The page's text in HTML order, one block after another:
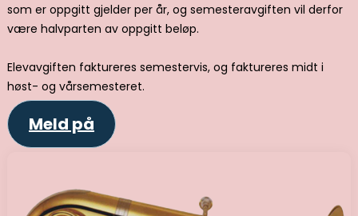
som er oppgitt gjelder per år, og semesteravgiften vil derfor
være halvparten av oppgitt beløp.
Elevavgiften faktureres semestervis, og faktureres midt i
høst- og vårsemesteret.
Meld på